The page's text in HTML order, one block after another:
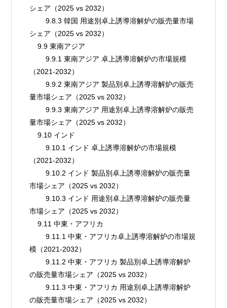
シェア（2025 vs 2032）
        9.8.3 韓国 用途別卓上誘導溶解炉の販売量市場
シェア（2025 vs 2032）
    9.9 東南アジア
        9.9.1 東南アジア 卓上誘導溶解炉の市場規模
（2021-2032）
        9.9.2 東南アジア 製品別卓上誘導溶解炉の販売
量市場シェア（2025 vs 2032）
        9.9.3 東南アジア 用途別卓上誘導溶解炉の販売
量市場シェア（2025 vs 2032）
    9.10 インド
        9.10.1 インド 卓上誘導溶解炉の市場規模
（2021-2032）
        9.10.2 インド 製品別卓上誘導溶解炉の販売量
市場シェア（2025 vs 2032）
        9.10.3 インド 用途別卓上誘導溶解炉の販売量
市場シェア（2025 vs 2032）
    9.11 中東・アフリカ
        9.11.1 中東・アフリカ卓上誘導溶解炉の市場規
模（2021-2032）
        9.11.2 中東・アフリカ 製品別卓上誘導溶解炉
の販売量市場シェア（2025 vs 2032）
        9.11.3 中東・アフリカ 用途別卓上誘導溶解炉
の販売量市場シェア（2025 vs 2032）